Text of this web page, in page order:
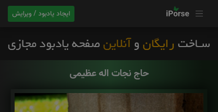
ایجاد یادبود / ویرایش
حاج نجات اله عظیمی